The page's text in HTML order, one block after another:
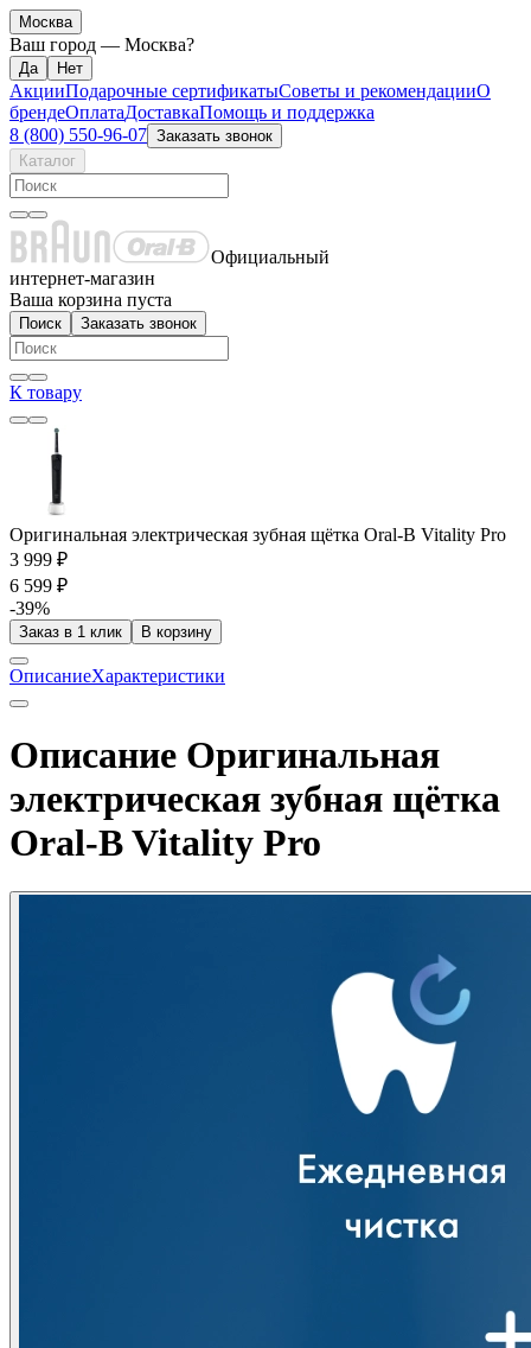
Москва
Ваш город — Москва?
АкцииПодарочные сертификатыСоветы и рекомендацииО
брендеОплатаДоставкаПомощь и поддержка
8 (800) 550-96-07 Заказать звонок
Каталог
Официальный
интернет-магазин
Ваша корзина пуста
Поиск Заказать звонок
К товару
Оригинальная электрическая зубная щётка Oral-B Vitality Pro
3 999 ₽
6 599 ₽
-39%
Заказ в 1 клик В корзину
ОписаниеХарактеристики
Описание Оригинальная
электрическая зубная щётка
Oral-B Vitality Pro